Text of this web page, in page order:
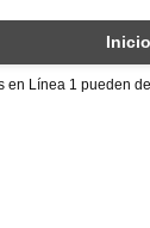
Inicio
en Línea 1 pueden